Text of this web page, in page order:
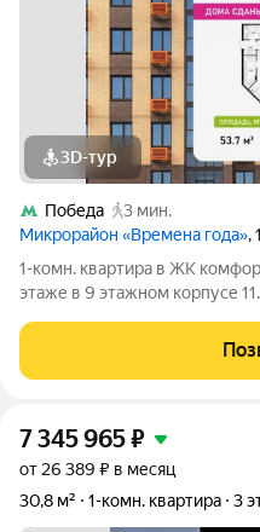
3D-тур
Победа
3 мин.
Микрорайон «Времена года»,
1-комн. квартира в ЖК
этаже в 9 этажном корпусе
современный жилой
расположенный в тихом и
7 345 965₽
от 26 389 ₽ в месяц
30,8 м²
1-комн. квартира 3